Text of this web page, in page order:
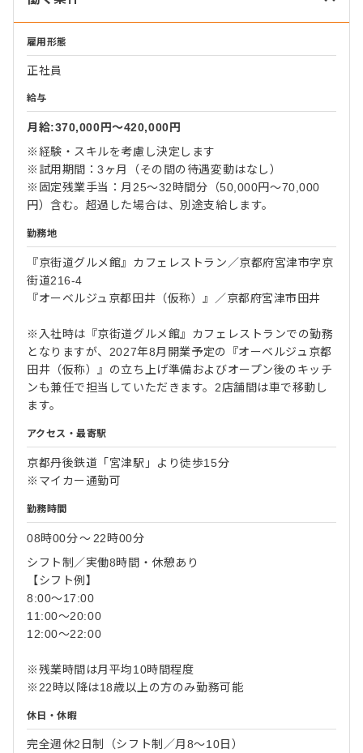
雇用形態
正社員
給与
月給:370,000円〜420,000円
※経験・スキルを考慮し決定します
※試用期間：3ヶ月（その間の待遇変動はなし）
※固定残業手当：月25〜32時間分（50,000円〜70,000
円）含む。超過した場合は、別途支給します。
勤務地
『京街道グルメ館』カフェレストラン／京都府宮津市字京
街道216-4
『オーベルジュ京都田井（仮称）』／京都府宮津市田井
※入社時は『京街道グルメ館』カフェレストランでの勤務
となりますが、2027年8月開業予定の『オーベルジュ京都
田井（仮称）』の立ち上げ準備およびオープン後のキッチ
ンも兼任で担当していただきます。2店舗間は車で移動し
ます。
アクセス・最寄駅
京都丹後鉄道「宮津駅」より徒歩15分
※マイカー通勤可
勤務時間
08時00分〜 22時00分
シフト制／実働8時間・休憩あり
【シフト例】
8:00〜17:00
11:00〜20:00
12:00〜22:00
※残業時間は月平均10時間程度
※22時以降は18歳以上の方のみ勤務可能
休日・休暇
完全週休2日制（シフト制／月8〜10日）